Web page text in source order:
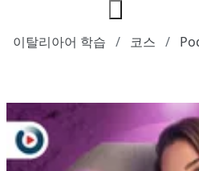
이탈리아어 학습 코스